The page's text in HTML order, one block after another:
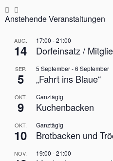
Anstehende Veranstaltungen
AUG.
14
17:00 -21:00
Dorfeinsatz /
SEP.
5
5 September-6 September
„Fahrt ins Blaue“
OKT.
9
Ganztägig
Kuchenbacken
OKT.
10
Ganztägig
Brotbacken und
NOV. 19:00 -21:00